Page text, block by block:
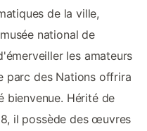
de la ville,
national de
les amateurs
parc des Nations offrira
bienvenue. Hérité de
il possède des œuvres